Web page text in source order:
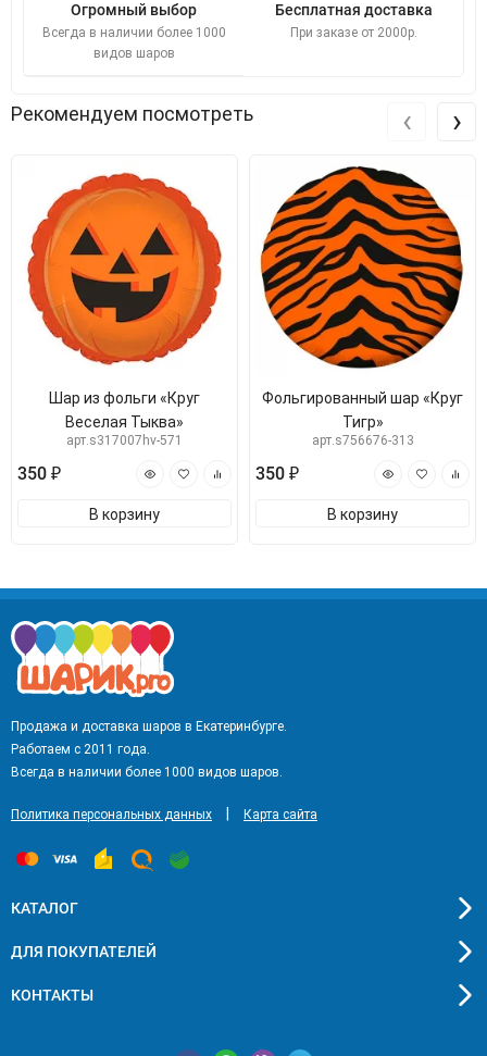
Огромный выбор
Всегда в наличии более 1000
видов шаров
Бесплатная доставка
При заказе от 2000р.
Рекомендуем посмотреть
Шар из фольги «Круг
Веселая Тыква»
арт.s317007hv-571
350 ₽
В корзину
Фольгированный шар «Круг
Тигр»
арт.s756676-313
350 ₽
В корзину
‹ ›
Продажа и доставка шаров в Екатеринбурге.
Работаем с 2011 года.
Всегда в наличии более 1000 видов шаров.
Политика персональных данных Карта сайта
КАТАЛОГ
ДЛЯ ПОКУПАТЕЛЕЙ
КОНТАКТЫ